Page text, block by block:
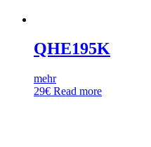
QHE195K
mehr
29€ Read more